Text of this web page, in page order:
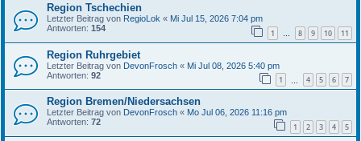
Region Tschechien
Letzter Beitrag von RegioLok « Mi Jul 15, 2026 7:04 pm
Antworten: 154 1 … 8 9 10 11
Region Ruhrgebiet
Letzter Beitrag von DevonFrosch « Mi Jul 08, 2026 5:40 pm
Antworten: 92 1 4 5 6 7
Region Bremen/Niedersachsen
Letzter Beitrag von DevonFrosch « Mo Jul 06, 2026 11:16 pm
Antworten: 72 1 2 3 4 5